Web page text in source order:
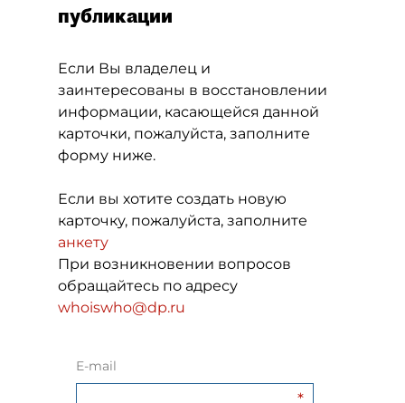
публикации
Если Вы владелец и
заинтересованы в восстановлении
информации, касающейся данной
карточки, пожалуйста, заполните
форму ниже.
Если вы хотите создать новую
карточку, пожалуйста, заполните
анкету
При возникновении вопросов
обращайтесь по адресу
whoiswho@dp.ru
E-mail